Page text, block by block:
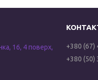
16, 4 поверх,
+380 (67)
+380 (50)